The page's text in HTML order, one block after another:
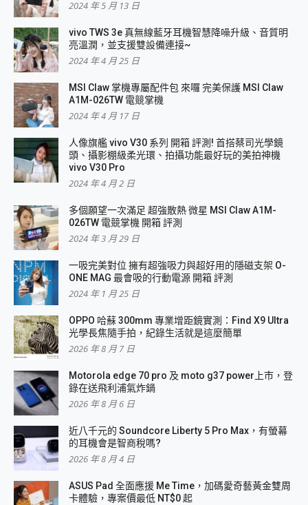
2024 年 5 月 13 日
vivo TWS 3e 真無線藍牙耳機智慧降噪升級、音質明
亮溫潤，並支援雙設備連接~
2024 年 4 月 25 日
MSI Claw 掌機專屬配件包 來囉 完美保護 MSI Claw
A1M-026TW 電競掌機
2024 年 4 月 17 日
人像旗艦 vivo V30 系列 開箱 評測! 首搭蔡司光學鏡
頭、攝影棚級柔光環、拍攝功能最好玩的美拍神機
vivo V30 Pro
2024 年 4 月 2 日
多個願望一次滿足 超強散熱 微星 MSI Claw A1M-
026TW 電競掌機 開箱 評測
2024 年 3 月 29 日
一吸完美對位 擁有超強吸力與超好用的隱磁支架 O-
ONE MAG 最會吸的行動電源 開箱 評測
2024 年 1 月 25 日
OPPO 哈蘇 300mm 專業增距鏡實測：Find X9 Ultra
光學長焦隨手拍，紀錄生活就是這麼簡單
2026 年 8 月 7 日
Motorola edge 70 pro 及 moto g37 power上市，登
錄在送飛利浦氣炸鍋
2026 年 8 月 6 日
近八千元的 Soundcore Liberty 5 Pro Max，有螢幕
的耳機會是智商稅嗎?
2026 年 8 月 4 日
ASUS Pad 全面應援 Me Time，加碼愛奇藝黃金雙周
卡體驗，專案價最低 NT$0 起